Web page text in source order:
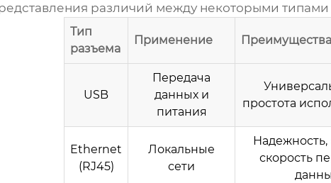
различий между некоторыми
Тип
разъема
Применение Преимущества
USB
Передача
данных и
питания
простота
Ethernet
(RJ45)
Локальные
сети
Надежность,
скорость